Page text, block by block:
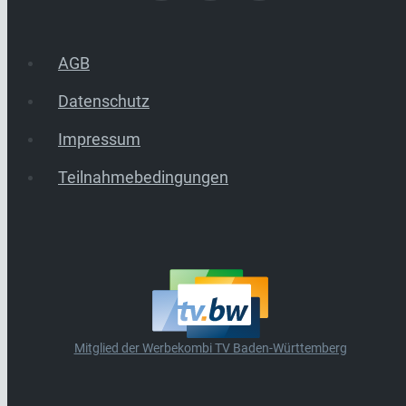
AGB
Datenschutz
Impressum
Teilnahmebedingungen
Mitglied der Werbekombi TV Baden-Württemberg